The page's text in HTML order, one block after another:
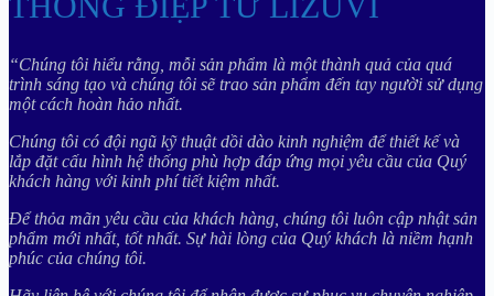
“Chúng tôi hiểu rằng, mỗi sản phẩm là một thành quả của quá
trình sáng tạo và chúng tôi sẽ trao sản phẩm đến tay người sử dụng
một cách hoàn hảo nhất.
Chúng tôi có đội ngũ kỹ thuật dồi dào kinh nghiệm để thiết kế và
lắp đặt cấu hình hệ thống phù hợp đáp ứng mọi yêu cầu của Quý
khách hàng với kinh phí tiết kiệm nhất.
Để thỏa mãn yêu cầu của khách hàng, chúng tôi luôn cập nhật sản
phẩm mới nhất, tốt nhất. Sự hài lòng của Quý khách là niềm hạnh
phúc của chúng tôi.